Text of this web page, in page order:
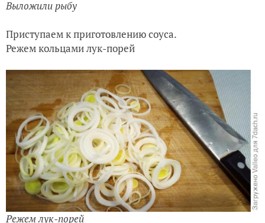
Выложили рыбу
Приступаем к приготовлению соуса.
Режем кольцами лук-порей
Режем лук-порей